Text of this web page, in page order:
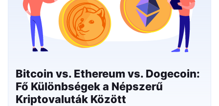
Bitcoin vs. Ethereum vs. Dogecoin:
Fő Különbségek a Népszerű
Kriptovaluták Között